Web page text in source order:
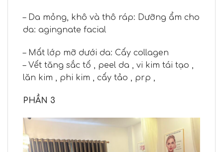
– Da mỏng, khô và thô ráp: Dưỡng ẩm cho
da: agingnate facial
– Mất lớp mỡ dưới da: Cấy collagen
– Vết tăng sắc tố , peel da , vi kim tái tạo ,
lăn kim , phi kim , cấy tảo , prp ,
PHẦN 3